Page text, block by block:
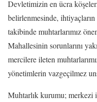
Devletimizin en ücra
belirlenmesinde, ihtiyaçların
takibinde muhtarlarımız
Mahallesinin sorunlarını
mercilere ileten
yönetimlerin vazgeçilmez
Muhtarlık kurumu; merkezi